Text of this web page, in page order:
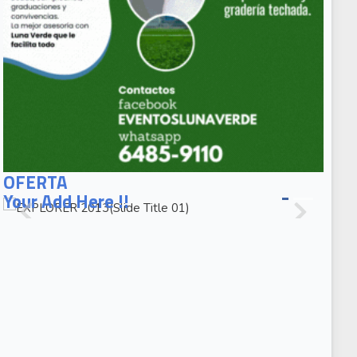
OFERTA
EXPLORER
2013(Slide
EXPLORER
Your Add Here !!